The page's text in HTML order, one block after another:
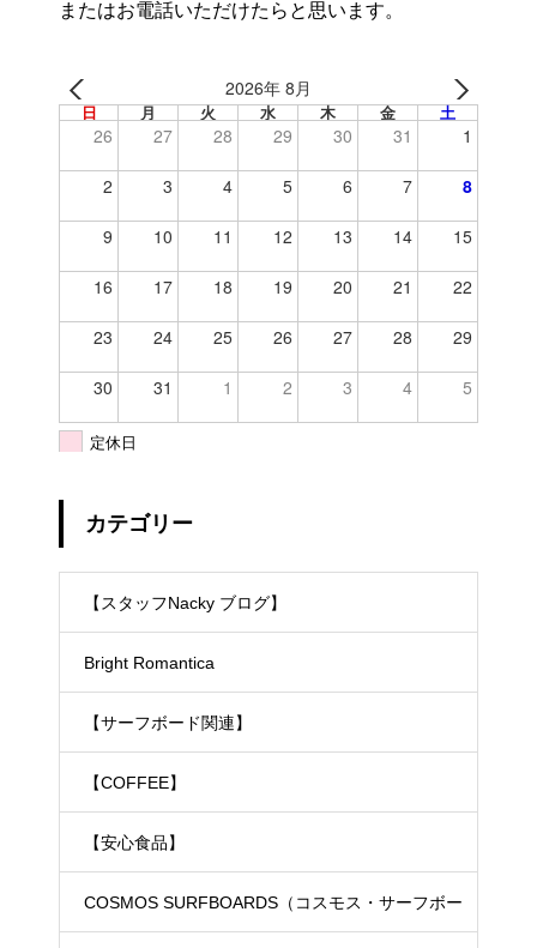
またはお電話いただけたらと思います。
2026年 8月
日 月 火 水 木 金 土
26 27 28 29 30 31 1
2 3 4 5 6 7 8
9 10 11 12 13 14 15
16 17 18 19 20 21 22
23 24 25 26 27 28 29
30 31 1 2 3 4 5
定休日
カテゴリー
【スタッフNacky ブログ】
Bright Romantica
【サーフボード関連】
【COFFEE】
【安心食品】
COSMOS SURFBOARDS（コスモス・サーフボー